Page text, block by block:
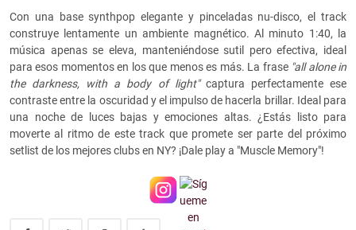
Con una base synthpop elegante y pinceladas nu-disco, el track
construye lentamente un ambiente magnético. Al minuto 1:40, la
música apenas se eleva, manteniéndose sutil pero efectiva, ideal
para esos momentos en los que menos es más. La frase "all alone in
the darkness, with a body of light"captura perfectamente ese
contraste entre la oscuridad y el impulso de hacerla brillar. Ideal para
una noche de luces bajas y emociones altas. ¿Estás listo para
moverte al ritmo de este track que promete ser parte del próximo
setlist de los mejores clubs en NY? ¡Dale play a "Muscle Memory"!